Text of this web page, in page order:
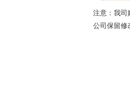
注意：我司
公司保留修